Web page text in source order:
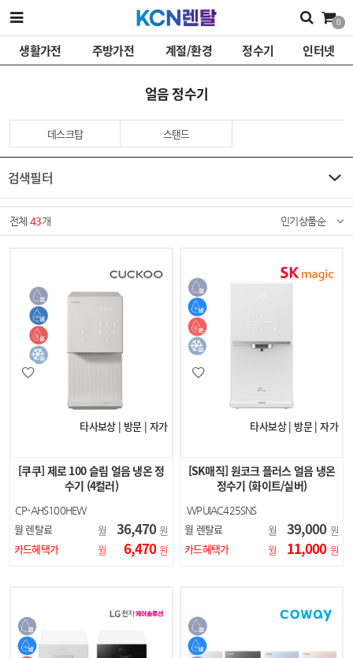
0
생활가전 주방가전 계절/환경 정수기 인터넷
얼음 정수기
데스크탑 스탠드
검색필터
전체43개 인기상품순
타사보상 | 방문 | 자가
[쿠쿠] 제로 100 슬림 얼음 냉온 정
수기 (4컬러)
CP-AHS100HEW
CP-AHS100HEBR
CP-AHS100HEB
월 렌탈료 월 36,470 원
카드혜택가
월 6,470 원
타사보상 | 방문 | 자가
[SK매직] 원코크 플러스 얼음 냉온
정수기 (화이트/실버)
WPUIAC425SNS
월 렌탈료 월 39,000 원
카드혜택가
월 11,000 원